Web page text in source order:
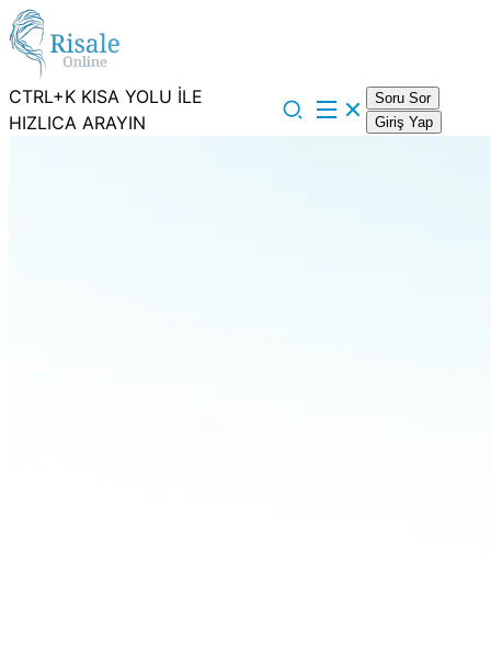
CTRL+K KISA YOLU İLE
HIZLICA ARAYIN
Soru Sor
Giriş Yap